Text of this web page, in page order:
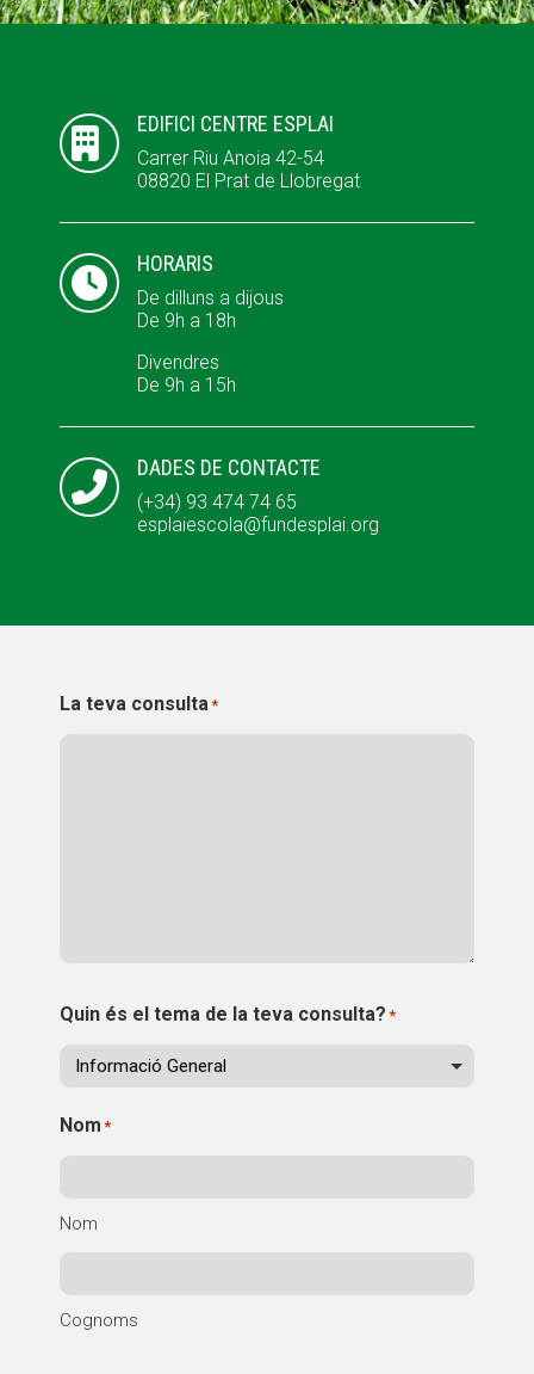

EDIFICI CENTRE ESPLAI
Carrer Riu Anoia 42-54
08820 El Prat de Llobregat

HORARIS
De dilluns a dijous
De 9h a 18h
Divendres
De 9h a 15h

DADES DE CONTACTE
(+34) 93 474 74 65
esplaiescola@fundesplai.org
La teva consulta*
Quin és el tema de la teva consulta? *
Nom *
Nom
Cognoms
ESPLAIS
SUPORT TERCER SECTOR
La Fundació
Butlletins
Diari de la Fundació
COL·LABORA
Fes un donatiu